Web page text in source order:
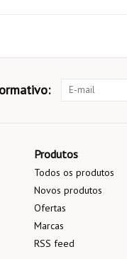
Produtos
Todos os produtos
Novos produtos
Ofertas
Marcas
RSS feed